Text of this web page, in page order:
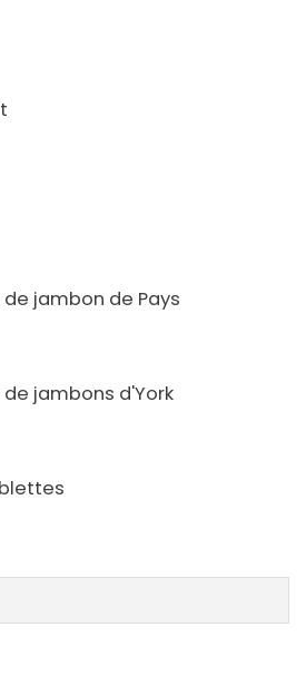
jambon de Pays
jambons d'York